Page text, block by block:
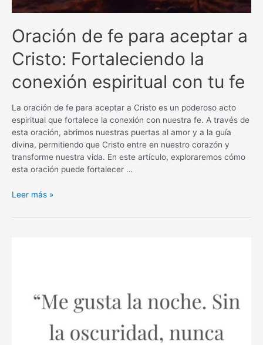
Oración de fe para aceptar a
Cristo: Fortaleciendo la
conexión espiritual con tu fe
La oración de fe para aceptar a Cristo es un poderoso acto
espiritual que fortalece la conexión con nuestra fe. A través de
esta oración, abrimos nuestras puertas al amor y a la guía
divina, permitiendo que Cristo entre en nuestro corazón y
transforme nuestra vida. En este artículo, exploraremos cómo
esta oración puede fortalecer …
Oración
fe
Leer más »